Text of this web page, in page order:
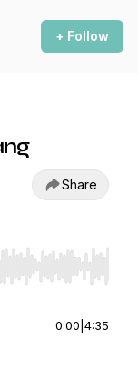
+ Follow
Share
End to jump to
0:00 4:35